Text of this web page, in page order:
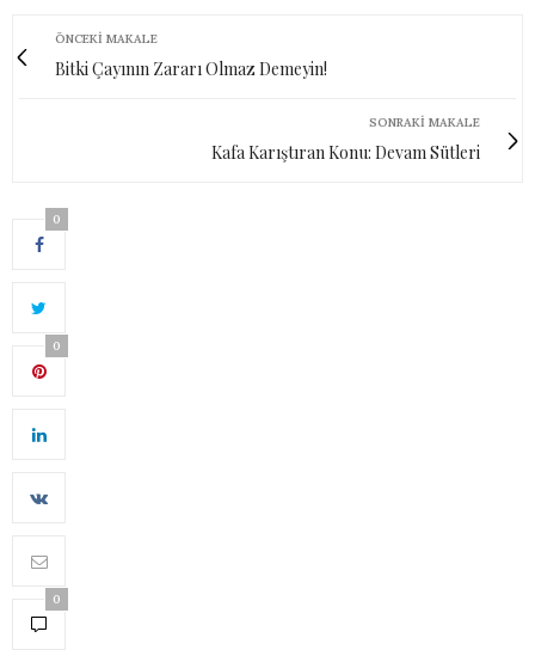
ÖNCEKI MAKALE
Bitki Çayının Zararı Olmaz Demeyin!
SONRAKI MAKALE
Kafa Karıştıran Konu: Devam Sütleri
0
0
0